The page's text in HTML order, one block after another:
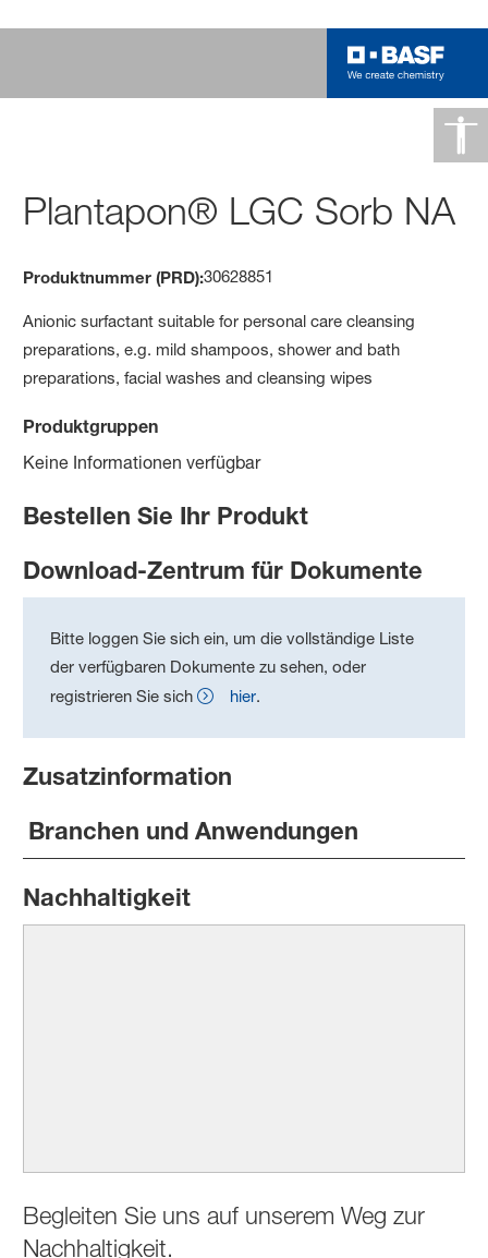
Plantapon® LGC Sorb NA
Produktnummer (PRD):30628851
Anionic surfactant suitable for personal care cleansing
preparations, e.g. mild shampoos, shower and bath
preparations, facial washes and cleansing wipes
Produktgruppen
Keine Informationen verfügbar
Bestellen Sie Ihr Produkt
Download-Zentrum für Dokumente
Bitte loggen Sie sich ein, um die vollständige Liste
der verfügbaren Dokumente zu sehen, oder
registrieren Sie sich
hier.
Zusatzinformation
Branchen und Anwendungen
Nachhaltigkeit
Begleiten Sie uns auf unserem Weg zur
Nachhaltigkeit.